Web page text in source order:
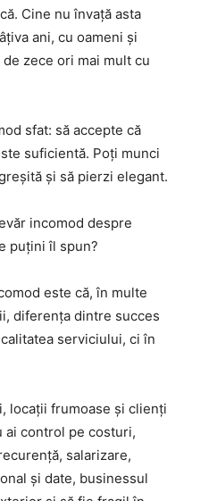
Cine nu învață asta
ani, cu oameni și
zece ori mai mult cu
sfat: să accepte că
suficientă. Poți munci
și să pierzi elegant.
incomod despre
puțini îl spun?
este că, în multe
diferența dintre succes
serviciului, ci în
locații frumoase și clienți
ai control pe costuri,
salarizare,
și date, businessul